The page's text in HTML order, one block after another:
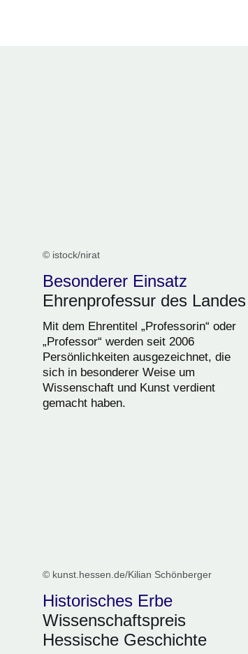
© istock/nirat
Besonderer Einsatz
Ehrenprofessur des Landes
Mit dem Ehrentitel „Professorin“ oder
„Professor“ werden seit 2006
Persönlichkeiten ausgezeichnet, die
sich in besonderer Weise um
Wissenschaft und Kunst verdient
gemacht haben.
© kunst.hessen.de/Kilian Schönberger
Historisches Erbe
Wissenschaftspreis
Hessische Geschichte